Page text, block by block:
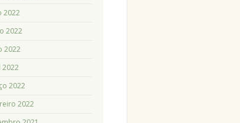
2022
2022
2022
2022
2022
2022